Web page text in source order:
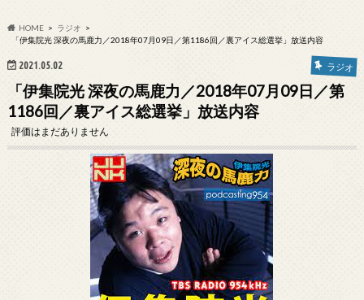
HOME
ラジオ
「伊集院光 深夜の馬鹿力／2018年07月09日／第1186回／裏アイス総選挙」放送内容
2021.05.02 ラジオ
「伊集院光 深夜の馬鹿力／2018年07月09日／第
1186回／裏アイス総選挙」放送内容
評価はまだありません